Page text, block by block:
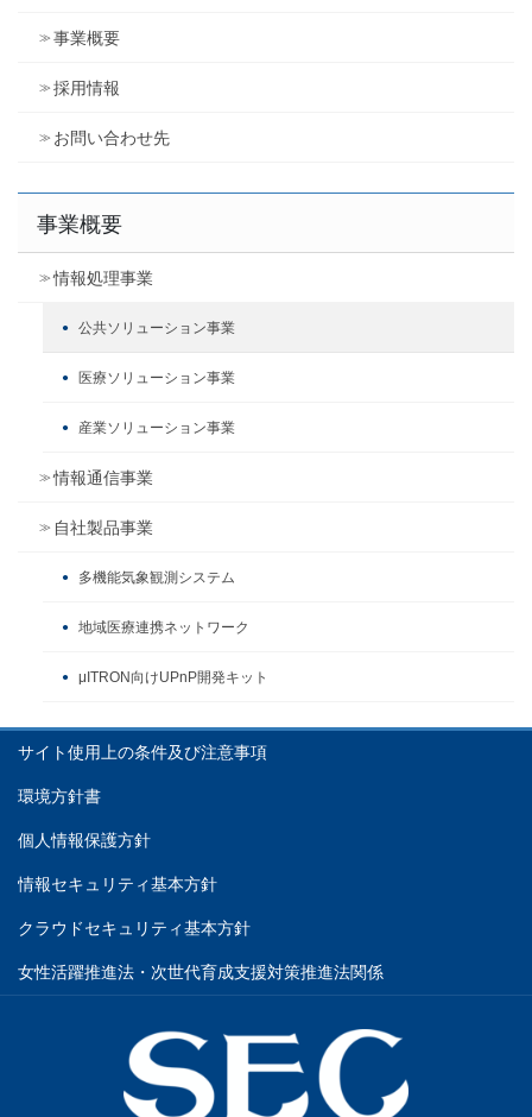
事業概要
採用情報
お問い合わせ先
事業概要
情報処理事業
公共ソリューション事業
医療ソリューション事業
産業ソリューション事業
情報通信事業
自社製品事業
多機能気象観測システム
地域医療連携ネットワーク
μITRON向けUPnP開発キット
サイト使用上の条件及び注意事項
環境方針書
個人情報保護方針
情報セキュリティ基本方針
クラウドセキュリティ基本方針
女性活躍推進法・次世代育成支援対策推進法関係